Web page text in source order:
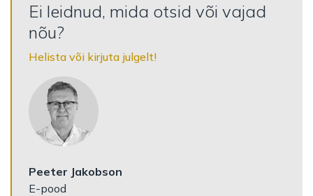
Ei leidnud, mida otsid või vajad
nõu?
Helista või kirjuta julgelt!
Peeter Jakobson
E-pood